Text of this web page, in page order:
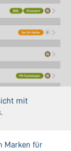
mit
Marken für